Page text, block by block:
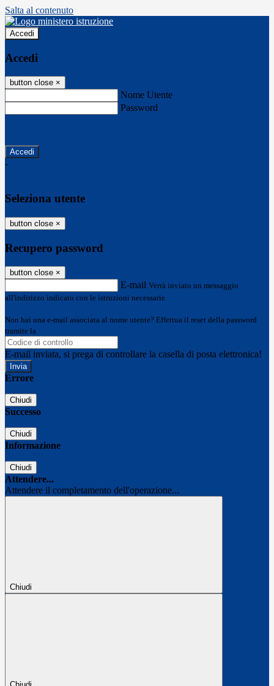
Salta al contenuto
Accedi
Accedi
button close ×
Nome Utente
Password
-
Seleziona utente
button close ×
Recupero password
button close ×
E-mail Verrà inviato un messaggio
all'indirizzo indicato con le istruzioni necessarie.
Non hai una e-mail associata al nome utente? Effettua il reset della password
tramite la
E-mail inviata, si prega di controllare la casella di posta elettronica!
Errore
Chiudi
Successo
Chiudi
Informazione
Chiudi
Attendere...
Attendere il completamento dell'operazione...
Chiudi